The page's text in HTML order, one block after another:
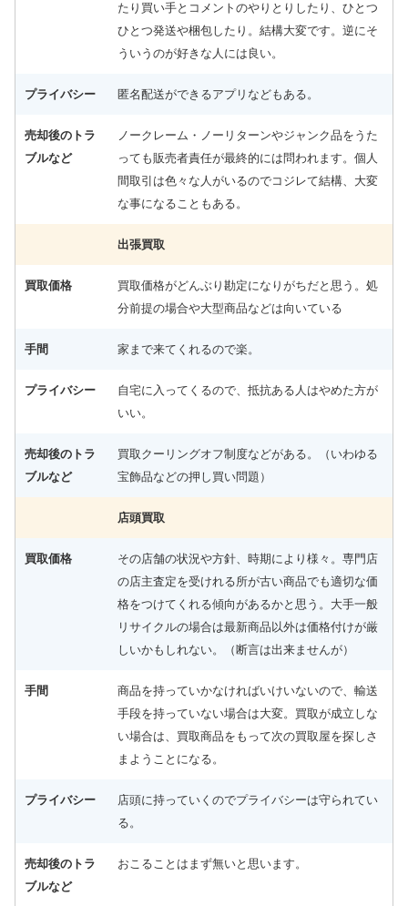
たり買い手とコメントのやりとりしたり、ひとつ
ひとつ発送や梱包したり。結構大変です。逆にそ
ういうのが好きな人には良い。
プライバシー 匿名配送ができるアプリなどもある。
売却後のトラ
ブルなど
ノークレーム・ノーリターンやジャンク品をうた
っても販売者責任が最終的には問われます。個人
間取引は色々な人がいるのでコジレて結構、大変
な事になることもある。
出張買取
買取価格
買取価格がどんぶり勘定になりがちだと思う。処
分前提の場合や大型商品などは向いている
手間 家まで来てくれるので楽。
プライバシー
自宅に入ってくるので、抵抗ある人はやめた方が
いい。
売却後のトラ
ブルなど
買取クーリングオフ制度などがある。（いわゆる
宝飾品などの押し買い問題）
店頭買取
買取価格
その店舗の状況や方針、時期により様々。専門店
の店主査定を受けれる所が古い商品でも適切な価
格をつけてくれる傾向があるかと思う。大手一般
リサイクルの場合は最新商品以外は価格付けが厳
しいかもしれない。（断言は出来ませんが）
手間
商品を持っていかなければいけいないので、輸送
手段を持っていない場合は大変。買取が成立しな
い場合は、買取商品をもって次の買取屋を探しさ
まようことになる。
プライバシー
店頭に持っていくのでプライバシーは守られてい
る。
売却後のトラ
ブルなど
おこることはまず無いと思います。